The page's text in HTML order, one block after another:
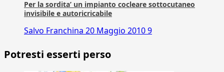
Per la sordita’ un impianto cocleare sottocutaneo
invisibile e autoricricabile
Salvo Franchina 20 Maggio 20109
Potresti esserti perso